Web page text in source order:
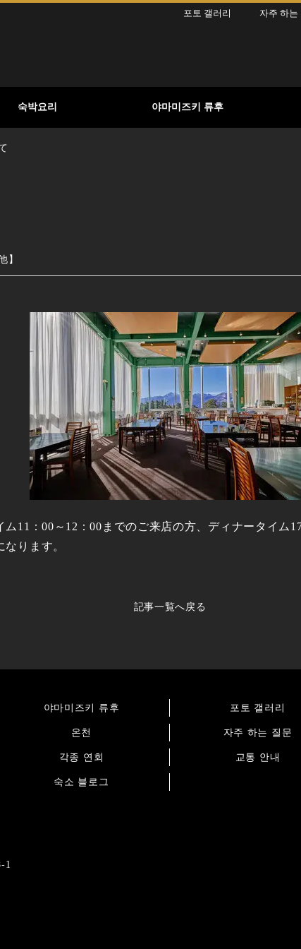
포토 갤러리 자주 하는
숙박요리 야마미즈키 류후
】
11：00～12：00までのご来店の方、ディナータイム
ります。
記事一覧へ戻る
야마미즈키 류후
온천
각종 연회
숙소 블로그
포토 갤러리
자주 하는 질문
교통 안내
1